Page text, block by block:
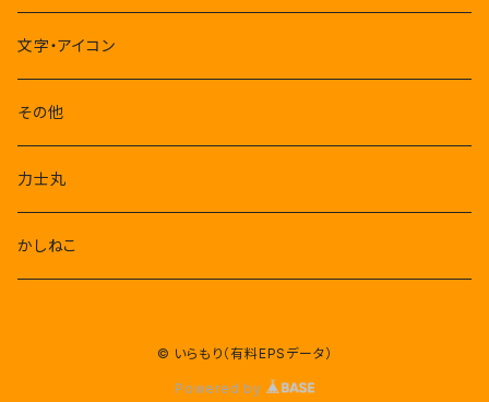
文字・アイコン
その他
力士丸
かしねこ
© いらもり（有料EPSデータ）
Powered by